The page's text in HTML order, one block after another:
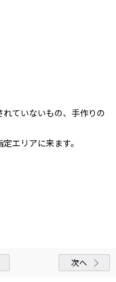
ていないもの、手作りの
エリアに来ます。
次へ